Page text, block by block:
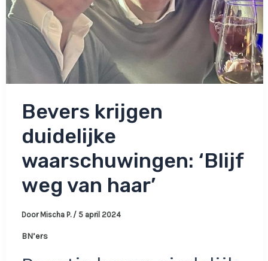
Bevers krijgen
duidelijke
waarschuwingen: ‘Blijf
weg van haar’
Door Mischa P. / 5 april 2024
BN’ers